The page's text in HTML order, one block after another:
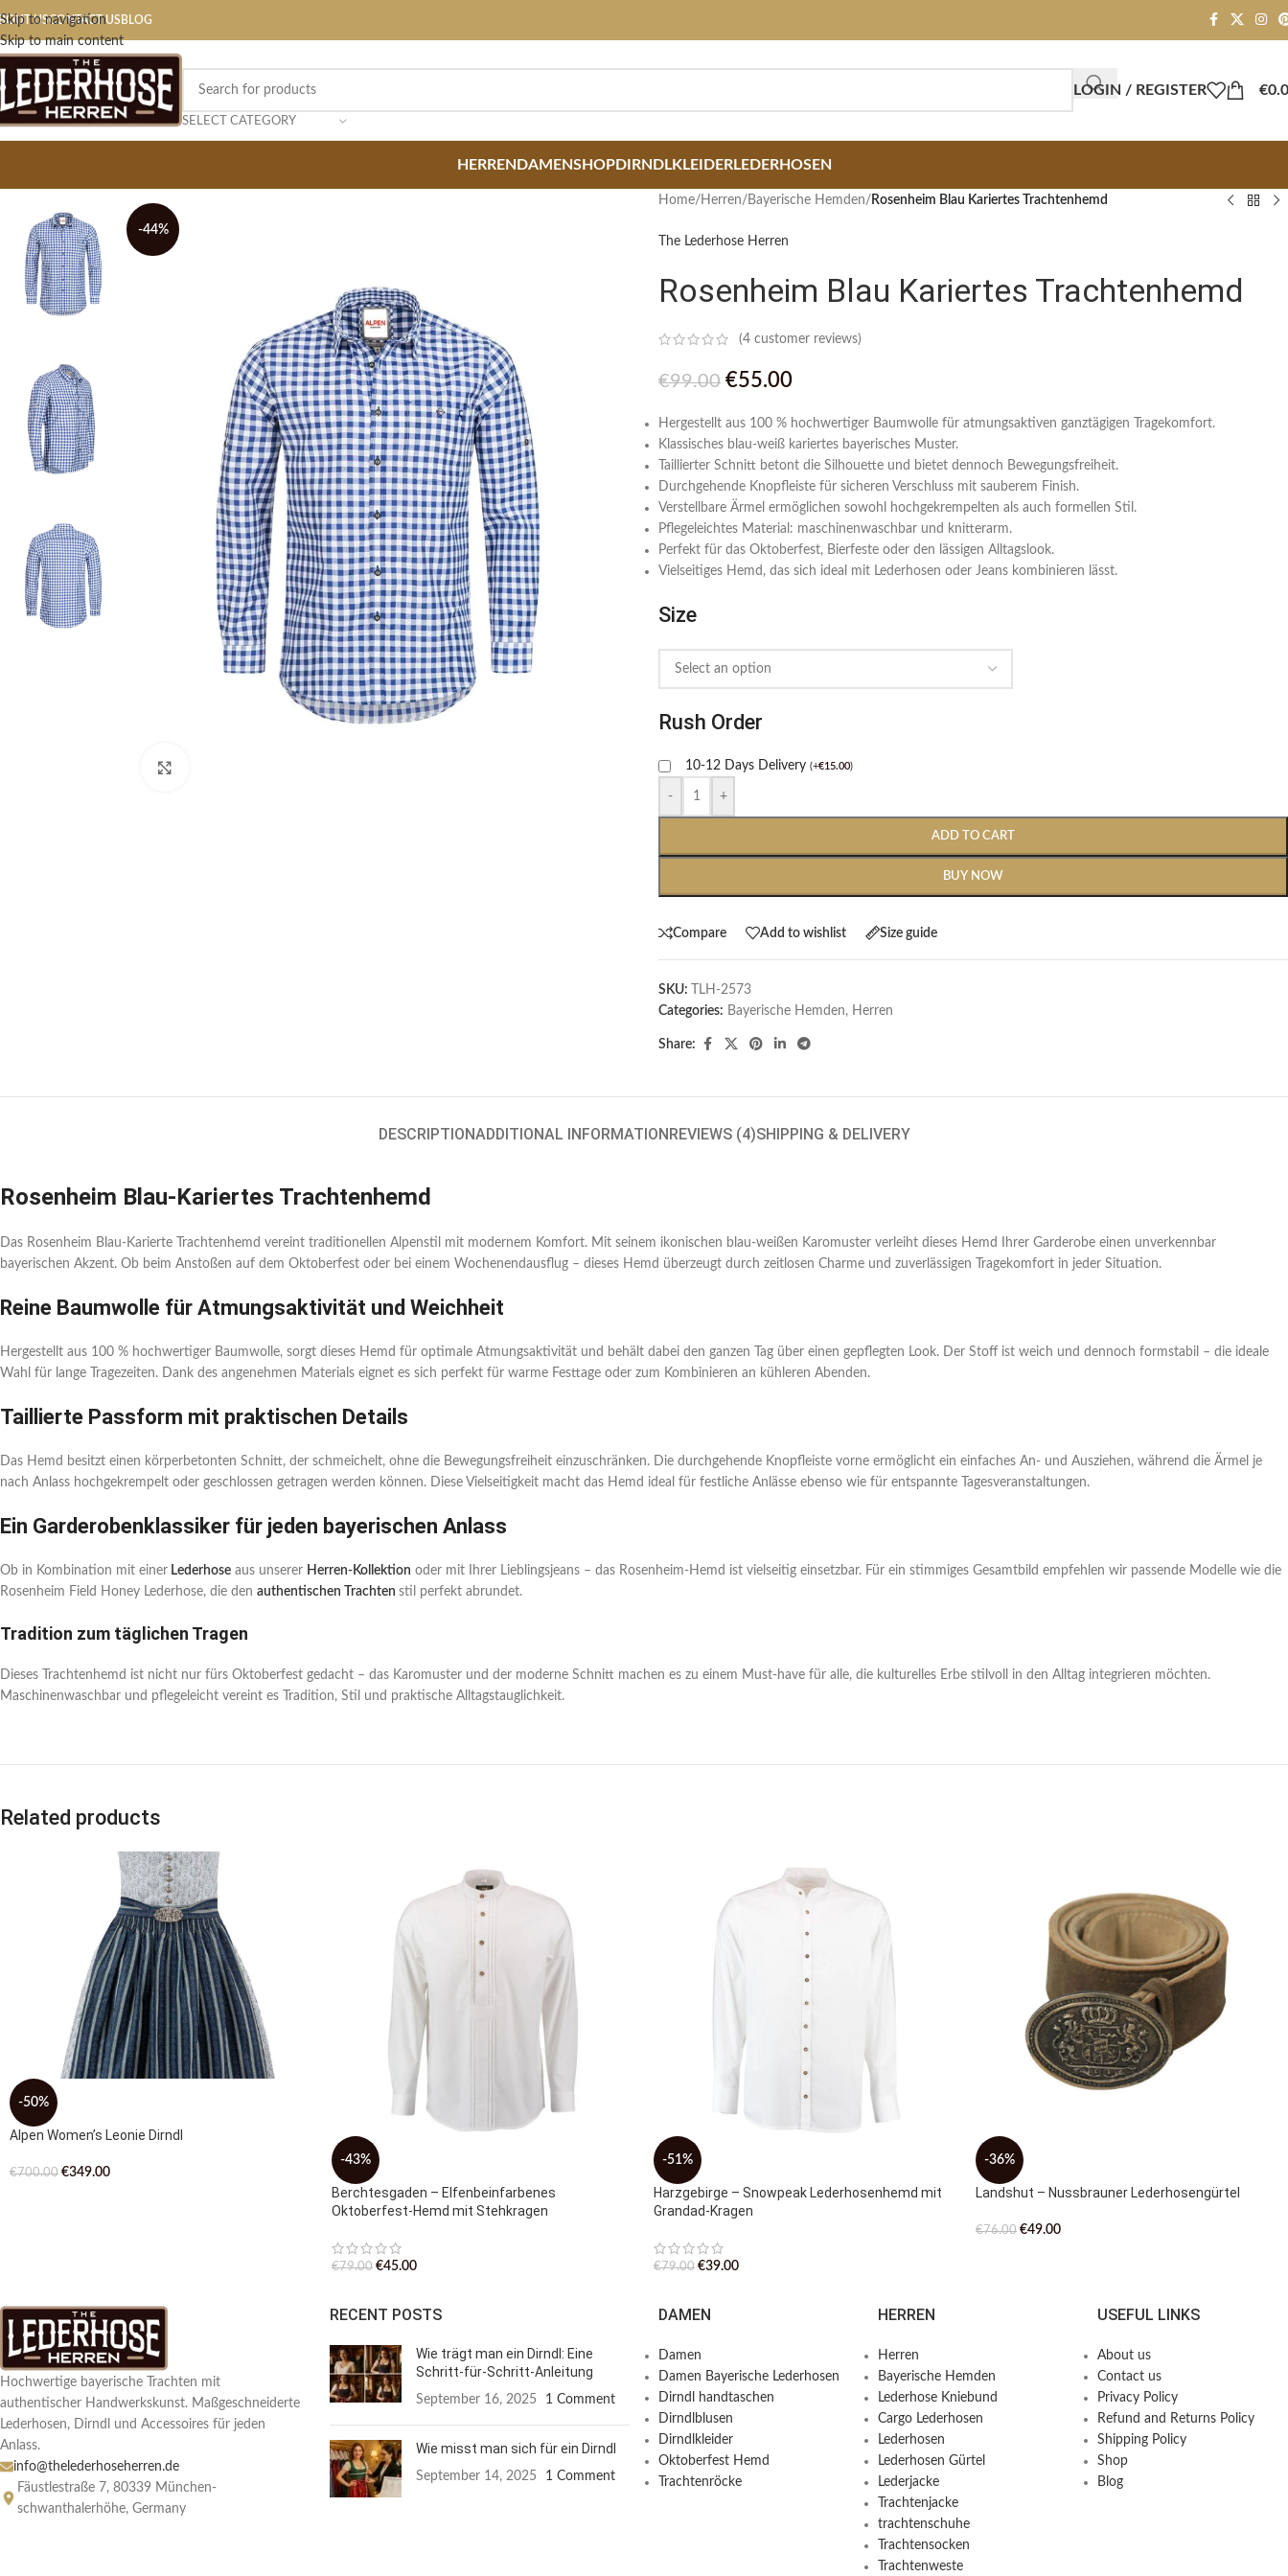
Skip to navigation
Skip to main content
USCONTACT US BLOG
SELECT CATEGORY
LOGIN / REGISTER €
HERREN DAMENSHOPDIRNDLKLEIDERLEDERHOSEN
-44%
Home/ Herren/ Bayerische Hemden​/ Rosenheim Blau Kariertes Trachtenhemd
The Lederhose Herren
Rosenheim Blau Kariertes Trachtenhemd
(4 customer reviews)
€99.00 €55.00
Hergestellt aus 100 % hochwertiger Baumwolle für atmungsaktiven ganztägigen Tragekomfort.
Klassisches blau-weiß kariertes bayerisches Muster.
Taillierter Schnitt betont die Silhouette und bietet dennoch Bewegungsfreiheit.
Durchgehende Knopfleiste für sicheren Verschluss mit sauberem Finish.
Verstellbare Ärmel ermöglichen sowohl hochgekrempelten als auch formellen Stil.
Pflegeleichtes Material: maschinenwaschbar und knitterarm.
Perfekt für das Oktoberfest, Bierfeste oder den lässigen Alltagslook.
Vielseitiges Hemd, das sich ideal mit Lederhosen oder Jeans kombinieren lässt.
Size
Rush Order
10-12 Days Delivery (+€15.00)
- +
ADD TO CART
BUY NOW
Compare Add to wishlist Size guide
SKU:
TLH-2573
Categories: Bayerische Hemden​, Herren
Share:
DESCRIPTIONADDITIONAL INFORMATION REVIEWS (4)SHIPPING & DELIVERY
Rosenheim Blau-Kariertes Trachtenhemd
Das Rosenheim Blau-Karierte Trachtenhemd vereint traditionellen Alpenstil mit modernem Komfort. Mit seinem ikonischen blau-weißen Karomuster verleiht dieses Hemd Ihrer Garderobe einen unverkennbar
bayerischen Akzent. Ob beim Anstoßen auf dem Oktoberfest oder bei einem Wochenendausflug – dieses Hemd überzeugt durch zeitlosen Charme und zuverlässigen Tragekomfort in jeder Situation.
Reine Baumwolle für Atmungsaktivität und Weichheit
Hergestellt aus 100 % hochwertiger Baumwolle, sorgt dieses Hemd für optimale Atmungsaktivität und behält dabei den ganzen Tag über einen gepflegten Look. Der Stoff ist weich und dennoch formstabil – die ideale
Wahl für lange Tragezeiten. Dank des angenehmen Materials eignet es sich perfekt für warme Festtage oder zum Kombinieren an kühleren Abenden.
Taillierte Passform mit praktischen Details
Das Hemd besitzt einen körperbetonten Schnitt, der schmeichelt, ohne die Bewegungsfreiheit einzuschränken. Die durchgehende Knopfleiste vorne ermöglicht ein einfaches An- und Ausziehen, während die Ärmel je
nach Anlass hochgekrempelt oder geschlossen getragen werden können. Diese Vielseitigkeit macht das Hemd ideal für festliche Anlässe ebenso wie für entspannte Tagesveranstaltungen.
Ein Garderobenklassiker für jeden bayerischen Anlass
Ob in Kombination mit einer Lederhose aus unserer Herren-Kollektion oder mit Ihrer Lieblingsjeans – das Rosenheim-Hemd ist vielseitig einsetzbar. Für ein stimmiges Gesamtbild empfehlen wir passende Modelle wie die
Rosenheim Field Honey Lederhose, die den authentischen Trachten stil perfekt abrundet.
Tradition zum täglichen Tragen
Dieses Trachtenhemd ist nicht nur fürs Oktoberfest gedacht – das Karomuster und der moderne Schnitt machen es zu einem Must-have für alle, die kulturelles Erbe stilvoll in den Alltag integrieren möchten.
Maschinenwaschbar und pflegeleicht vereint es Tradition, Stil und praktische Alltagstauglichkeit.
Related products
-50%
Alpen Women’s Leonie Dirndl
€700.00 €349.00
-43%
Berchtesgaden – Elfenbeinfarbenes
Oktoberfest-Hemd mit Stehkragen
€79.00 €45.00
-51%
Harzgebirge – Snowpeak Lederhosenhemd mit
Grandad-Kragen
€79.00 €39.00
-36%
Landshut – Nussbrauner Lederhosengürtel
€76.00 €49.00
Hochwertige bayerische Trachten mit
authentischer Handwerkskunst. Maßgeschneiderte
Lederhosen, Dirndl und Accessoires für jeden
Anlass.
info@thelederhoseherren.de
Fäustlestraße 7, 80339 München-
schwanthalerhöhe, Germany
RECENT POSTS
Wie trägt man ein Dirndl: Eine
Schritt-für-Schritt-Anleitung
September 16, 2025 1 Comment
Wie misst man sich für ein Dirndl
September 14, 2025 1 Comment
DAMEN
Damen
Damen Bayerische Lederhosen
Dirndl handtaschen
Dirndlblusen
Dirndlkleider
Oktoberfest Hemd
Trachtenröcke
HERREN
Herren
Bayerische Hemden​
Lederhose Kniebund
Cargo Lederhosen
Lederhosen
Lederhosen Gürtel
Lederjacke
Trachtenjacke
trachtenschuhe
Trachtensocken
Trachtenweste
USEFUL LINKS
About us
Contact us
Privacy Policy
Refund and Returns Policy
Shipping Policy
Shop
Blog